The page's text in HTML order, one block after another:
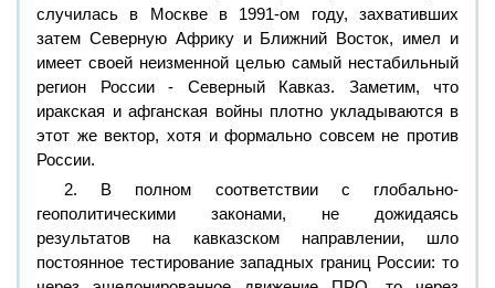
случилась в Москве в 1991-ом году, захвативших
затем Северную Африку и Ближний Восток, имел и
имеет своей неизменной целью самый нестабильный
регион России - Северный Кавказ. Заметим, что
иракская и афганская войны плотно укладываются в
этот же вектор, хотя и формально совсем не против
России.
2. В полном соответствии с глобально-
геополитическими законами, не дожидаясь
результатов на кавказском направлении, шло
постоянное тестирование западных границ России: то